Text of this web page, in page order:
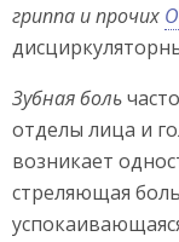
гриппа и прочих
Зубная боль
отделы лица и
возникает
стреляющая